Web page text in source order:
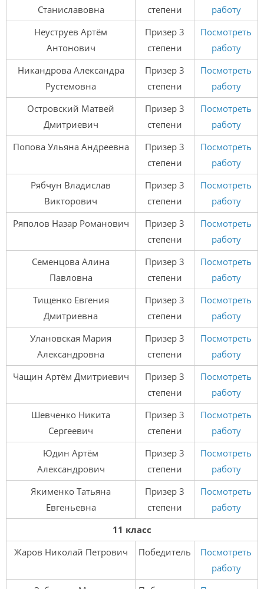
Станиславовна
степени
работу
Неуструев Артём
Антонович
Призер 3
степени
Посмотреть
работу
Никандрова Александра
Рустемовна
Призер 3
степени
Посмотреть
работу
Островский Матвей
Дмитриевич
Призер 3
степени
Посмотреть
работу
Попова Ульяна Андреевна
Призер 3
степени
Посмотреть
работу
Рябчун Владислав
Викторович
Призер 3
степени
Посмотреть
работу
Ряполов Назар Романович
Призер 3
степени
Посмотреть
работу
Семенцова Алина
Павловна
Призер 3
степени
Посмотреть
работу
Тищенко Евгения
Дмитриевна
Призер 3
степени
Посмотреть
работу
Улановская Мария
Александровна
Призер 3
степени
Посмотреть
работу
Чащин Артём Дмитриевич
Призер 3
степени
Посмотреть
работу
Шевченко Никита
Сергеевич
Призер 3
степени
Посмотреть
работу
Юдин Артём
Александрович
Призер 3
степени
Посмотреть
работу
Якименко Татьяна
Евгеньевна
Призер 3
степени
Посмотреть
работу
11 класс
Жаров Николай Петрович
Победитель
Посмотреть
работу